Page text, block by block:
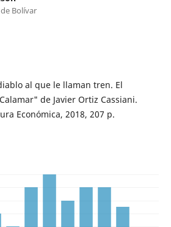
Bolívar
al que le llaman tren. El
de Javier Ortiz Cassiani.
Económica, 2018, 207 p.